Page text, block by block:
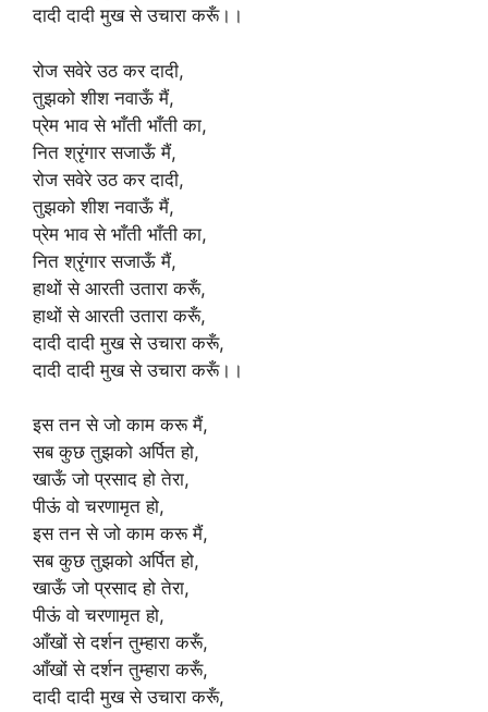
दादी दादी मुख से उचारा करूँ।।
रोज सवेरे उठ कर दादी,
तुझको शीश नवाऊँ मैं,
प्रेम भाव से भाँती भाँती का,
नित श्रृंगार सजाऊँ मैं,
रोज सवेरे उठ कर दादी,
तुझको शीश नवाऊँ मैं,
प्रेम भाव से भाँती भाँती का,
नित श्रृंगार सजाऊँ मैं,
हाथों से आरती उतारा करूँ,
हाथों से आरती उतारा करूँ,
दादी दादी मुख से उचारा करूँ,
दादी दादी मुख से उचारा करूँ।।
इस तन से जो काम करू मैं,
सब कुछ तुझको अर्पित हो,
खाऊँ जो प्रसाद हो तेरा,
पीऊं वो चरणामृत हो,
इस तन से जो काम करू मैं,
सब कुछ तुझको अर्पित हो,
खाऊँ जो प्रसाद हो तेरा,
पीऊं वो चरणामृत हो,
आँखों से दर्शन तुम्हारा करूँ,
आँखों से दर्शन तुम्हारा करूँ,
दादी दादी मुख से उचारा करूँ,